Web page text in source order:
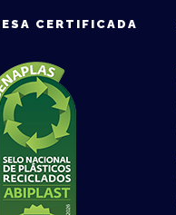
CERTIFICADA